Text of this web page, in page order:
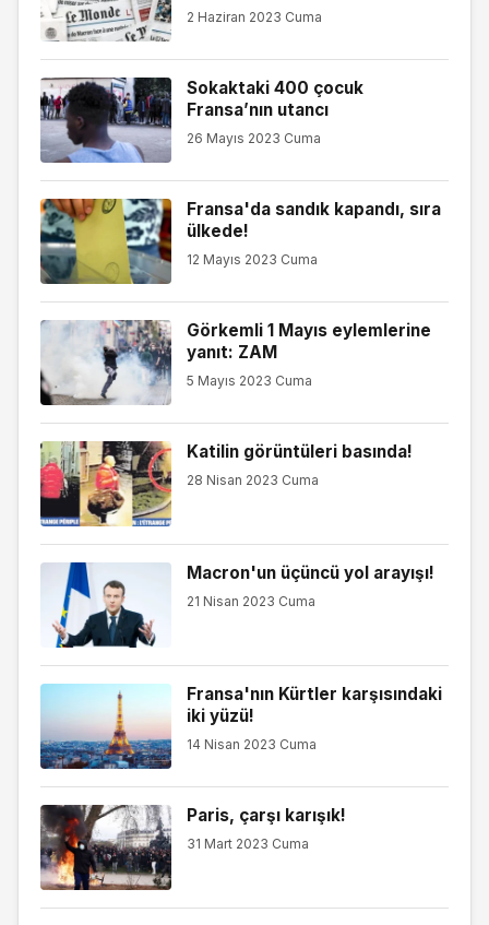
2 Haziran 2023 Cuma
Sokaktaki 400 çocuk
Fransa’nın utancı
26 Mayıs 2023 Cuma
Fransa'da sandık kapandı, sıra
ülkede!
12 Mayıs 2023 Cuma
Görkemli 1 Mayıs eylemlerine
yanıt: ZAM
5 Mayıs 2023 Cuma
Katilin görüntüleri basında!
28 Nisan 2023 Cuma
Macron'un üçüncü yol arayışı!
21 Nisan 2023 Cuma
Fransa'nın Kürtler karşısındaki
iki yüzü!
14 Nisan 2023 Cuma
Paris, çarşı karışık!
31 Mart 2023 Cuma